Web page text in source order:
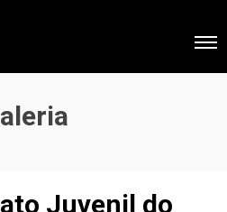
Juvenil do